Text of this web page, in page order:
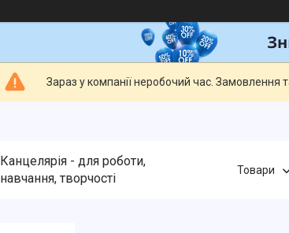
Зараз у компанії неробочий час. Замовлення
Канцелярія - для роботи,
навчання, творчості
Товари